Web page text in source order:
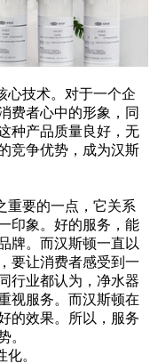
技术。对于一个企
费者心中的形象，同
种产品质量良好，无
竞争优势，成为汉斯
要的一点，它关系
印象。好的服务，能
牌。而汉斯顿一直以
要让消费者感受到一
行业都认为，净水器
视服务。而汉斯顿在
的效果。所以，服务
。
。